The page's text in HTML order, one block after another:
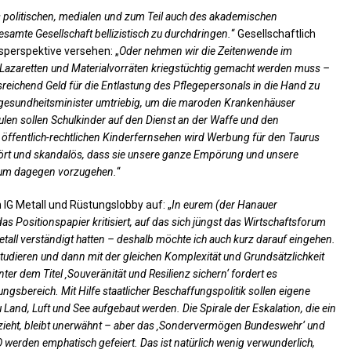
medialen und zum Teil auch des akademischen
Gesellschaft bellizistisch zu durchdringen. “ Gesellschaftlich
versehen: „Oder nehmen wir die Zeitenwende im
und Materialvorräten kriegstüchtig gemacht werden muss –
Geld für die Entlastung des Pflegepersonals in die Hand zu
umtriebig, um die maroden Krankenhäuser
sollen Schulkinder auf den Dienst an der Waffe und den
rechtlichen Kinderfernsehen wird Werbung für den Taurus
und skandalös, dass sie unsere ganze Empörung und unsere
dagegen vorzugehen. “
Metall und Rüstungslobby auf: „In eurem (der Hanauer
Positionspapier kritisiert, auf das sich jüngst das Wirtschaftsforum
verständigt hatten – deshalb möchte ich auch kurz darauf eingehen.
und dann mit der gleichen Komplexität und Grundsätzlichkeit
dem Titel ‚Souveränität und Resilienz sichern‘ fordert es
Mit Hilfe staatlicher Beschaffungspolitik sollen eigene
Luft und See aufgebaut werden. Die Spirale der Eskalation, die ein
bleibt unerwähnt – aber das ‚Sondervermögen Bundeswehr‘ und
werden emphatisch gefeiert. Das ist natürlich wenig verwunderlich,